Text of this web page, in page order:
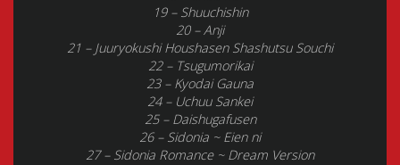
19 – Shuuchishin
20 – Anji
21 – Juuryokushi Houshasen Shashutsu Souchi
22 – Tsugumorikai
23 – Kyodai Gauna
24 – Uchuu Sankei
25 – Daishugafusen
26 – Sidonia ~ Eien ni
27 – Sidonia Romance ~ Dream Version